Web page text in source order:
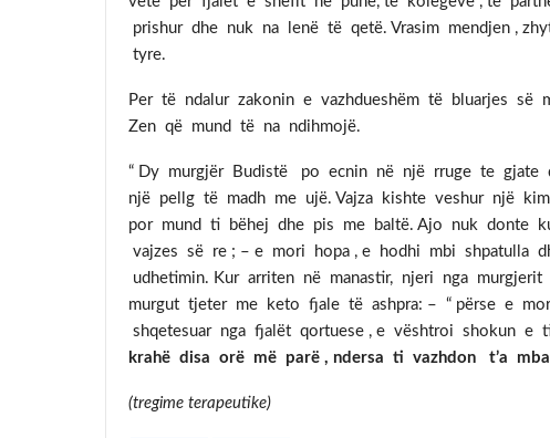
prishur dhe nuk na lenë të qetë. Vrasim mendjen ,
tyre.
Per të ndalur zakonin e vazhdueshëm të bluarjes
Zen që mund të na ndihmojë.
“ Dy murgjër Budistë po ecnin në një rruge te gjate
një pellg të madh me ujë. Vajza kishte veshur një
por mund ti bëhej dhe pis me baltë. Ajo nuk donte
vajzes së re ; – e mori hopa , e hodhi mbi shpatulla
udhetimin. Kur arriten në manastir, njeri nga
murgut tjeter me keto fjale të ashpra: – “ përse e
shqetesuar nga fjalët qortuese , e vështroi shokun
krahë disa orë më parë , ndersa ti vazhdon t’a
(tregime terapeutike) 27/